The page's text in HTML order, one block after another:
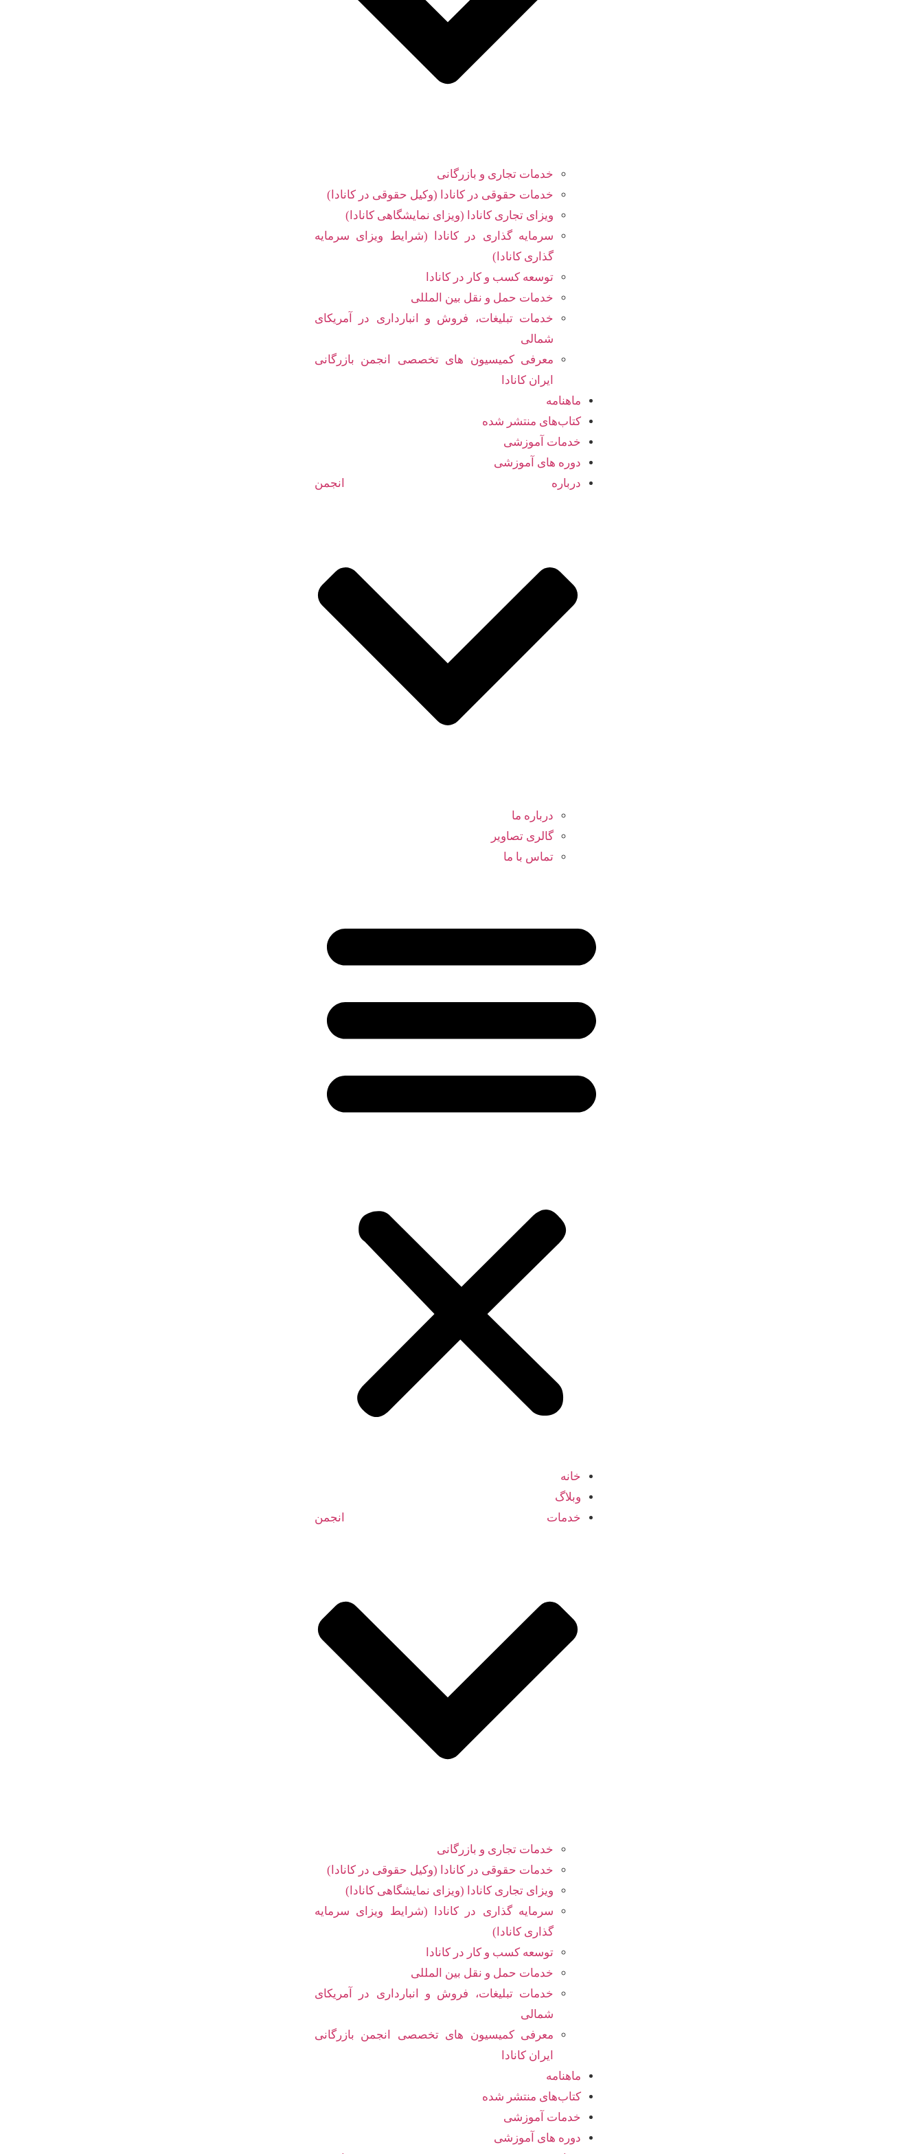
خدمات تجاری و بازرگانی
خدمات حقوقی در کانادا (وکیل حقوقی در کانادا)
ویزای تجاری کانادا (ویزای نمایشگاهی کانادا)
سرمایه گذاری در کانادا (شرایط ویزای سرمایه
گذاری کانادا)
توسعه کسب و کار در کانادا
خدمات حمل و نقل بین المللی
خدمات تبلیغات، فروش و انبارداری در آمریکای
شمالی
معرفی کمیسیون های تخصصی انجمن بازرگانی
ایران کانادا
ماهنامه
کتاب‌های منتشر شده
خدمات آموزشی
دوره های آموزشی
درباره انجمن
درباره ما
گالری تصاویر
تماس با ما
خانه
وبلاگ
خدمات انجمن
خدمات تجاری و بازرگانی
خدمات حقوقی در کانادا (وکیل حقوقی در کانادا)
ویزای تجاری کانادا (ویزای نمایشگاهی کانادا)
سرمایه گذاری در کانادا (شرایط ویزای سرمایه
گذاری کانادا)
توسعه کسب و کار در کانادا
خدمات حمل و نقل بین المللی
خدمات تبلیغات، فروش و انبارداری در آمریکای
شمالی
معرفی کمیسیون های تخصصی انجمن بازرگانی
ایران کانادا
ماهنامه
کتاب‌های منتشر شده
خدمات آموزشی
دوره های آموزشی